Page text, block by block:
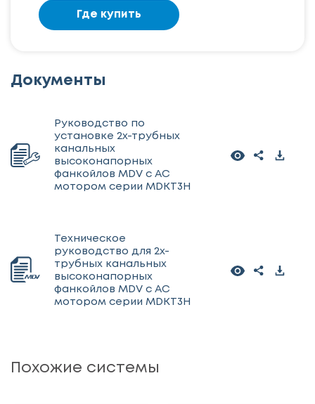
Где купить
Документы
Руководство по
установке 2х-трубных
канальных
высоконапорных
фанкойлов MDV с АС
мотором серии MDKT3H
Техническое
руководство для 2х-
трубных канальных
высоконапорных
фанкойлов MDV с АС
мотором серии MDKT3H
Похожие системы